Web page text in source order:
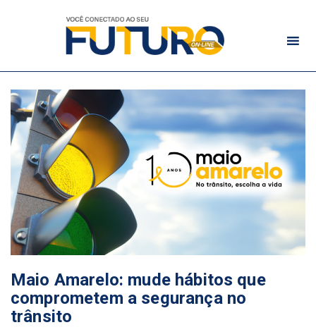
Maio Amarelo: mude hábitos que
comprometem a segurança no
trânsito